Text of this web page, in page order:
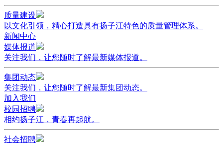
质量建设
以文化引领，精心打造具有扬子江特色的质量管理体系。
新闻中心
媒体报道
关注我们，让您随时了解最新媒体报道。
集团动态
关注我们，让您随时了解最新集团动态。
加入我们
校园招聘
相约扬子江，青春再起航。
社会招聘